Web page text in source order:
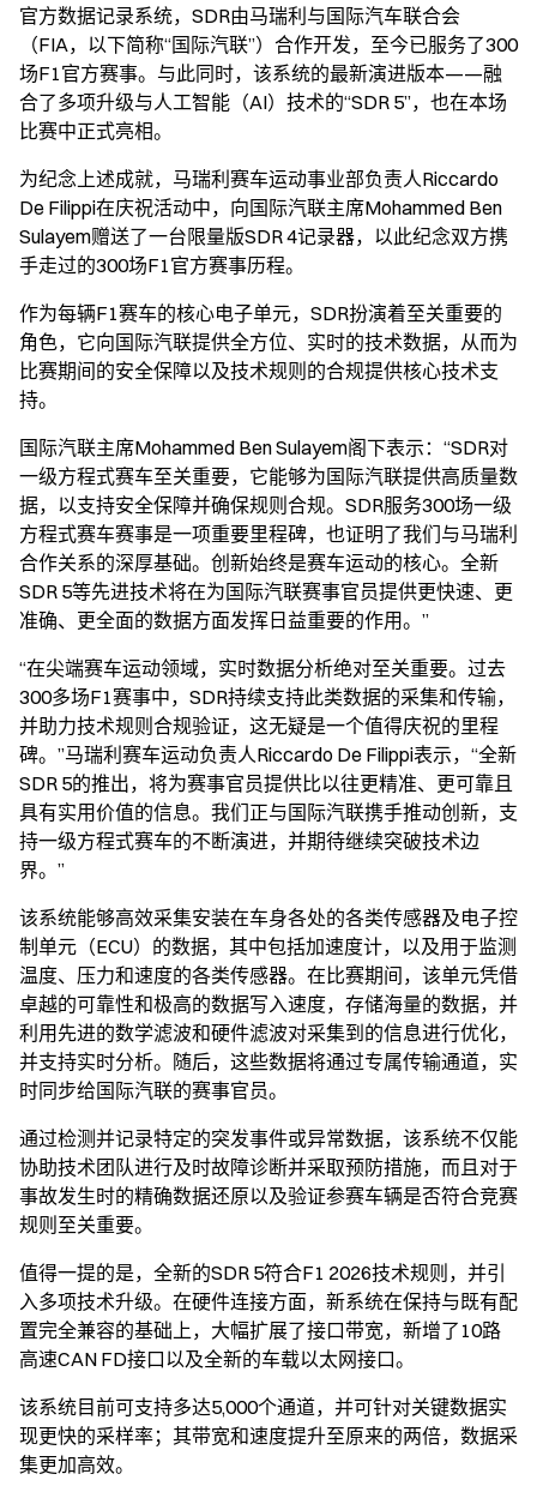
官方数据记录系统，SDR由马瑞利与国际汽车联合会
（FIA，以下简称“国际汽联”）合作开发，至今已服务了300
场F1官方赛事。与此同时，该系统的最新演进版本——融
合了多项升级与人工智能（AI）技术的“SDR 5”，也在本场
比赛中正式亮相。
为纪念上述成就，马瑞利赛车运动事业部负责人Riccardo
De Filippi在庆祝活动中，向国际汽联主席Mohammed Ben
Sulayem赠送了一台限量版SDR 4记录器，以此纪念双方携
手走过的300场F1官方赛事历程。
作为每辆F1赛车的核心电子单元，SDR扮演着至关重要的
角色，它向国际汽联提供全方位、实时的技术数据，从而为
比赛期间的安全保障以及技术规则的合规提供核心技术支
持。
国际汽联主席Mohammed Ben Sulayem阁下表示：“SDR对
一级方程式赛车至关重要，它能够为国际汽联提供高质量数
据，以支持安全保障并确保规则合规。SDR服务300场一级
方程式赛车赛事是一项重要里程碑，也证明了我们与马瑞利
合作关系的深厚基础。创新始终是赛车运动的核心。全新
SDR 5等先进技术将在为国际汽联赛事官员提供更快速、更
准确、更全面的数据方面发挥日益重要的作用。”
“在尖端赛车运动领域，实时数据分析绝对至关重要。过去
300多场F1赛事中，SDR持续支持此类数据的采集和传输，
并助力技术规则合规验证，这无疑是一个值得庆祝的里程
碑。”马瑞利赛车运动负责人Riccardo De Filippi表示，“全新
SDR 5的推出，将为赛事官员提供比以往更精准、更可靠且
具有实用价值的信息。我们正与国际汽联携手推动创新，支
持一级方程式赛车的不断演进，并期待继续突破技术边
界。”
该系统能够高效采集安装在车身各处的各类传感器及电子控
制单元（ECU）的数据，其中包括加速度计，以及用于监测
温度、压力和速度的各类传感器。在比赛期间，该单元凭借
卓越的可靠性和极高的数据写入速度，存储海量的数据，并
利用先进的数学滤波和硬件滤波对采集到的信息进行优化，
并支持实时分析。随后，这些数据将通过专属传输通道，实
时同步给国际汽联的赛事官员。
通过检测并记录特定的突发事件或异常数据，该系统不仅能
协助技术团队进行及时故障诊断并采取预防措施，而且对于
事故发生时的精确数据还原以及验证参赛车辆是否符合竞赛
规则至关重要。
值得一提的是，全新的SDR 5符合F1 2026技术规则，并引
入多项技术升级。在硬件连接方面，新系统在保持与既有配
置完全兼容的基础上，大幅扩展了接口带宽，新增了10路
高速CAN FD接口以及全新的车载以太网接口。
该系统目前可支持多达5,000个通道，并可针对关键数据实
现更快的采样率；其带宽和速度提升至原来的两倍，数据采
集更加高效。